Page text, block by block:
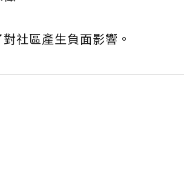
社區產生負面影響。